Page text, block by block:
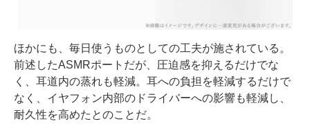
ほかにも、毎日使うものとしての工夫が施されている。
前述したASMRポートだが、圧迫感を抑えるだけでな
く、耳道内の蒸れも軽減。耳への負担を軽減するだけで
なく、イヤフォン内部のドライバーへの影響も軽減し、
耐久性を高めたとのことだ。